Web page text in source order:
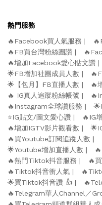
熱門服務
🔥Facebook買人氣服務
🔥FB買台灣粉絲團讚
🔥增加Facebook愛心貼文讚
🌟FB增加社團成員人數
🌟【包月】FB直播人數
🔥
🔥 IG真人追蹤粉絲帳號
🔥Instagram全球讚服務
⭐️IG貼文/圖文愛心讚
🔥IG
🔥增加IGTV影片觀看數
🔥買Youtube訂閱追蹤人數
🌟Youtube增加直播人數
🔥熱門Tiktok抖音服務
🔥
🔥Tiktok抖音衝人氣
🌟買Tiktok抖音讚 👍
🔥Telegram華人Channel／